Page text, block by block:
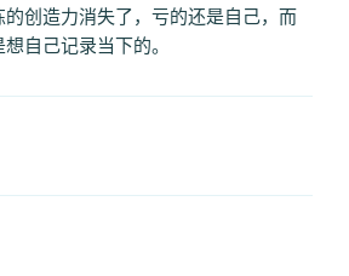
创造力消失了，亏的还是自己，而
自己记录当下的。